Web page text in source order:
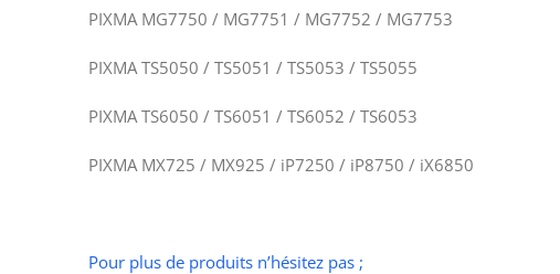
PIXMA MG7750 / MG7751 / MG7752 / MG7753
PIXMA TS5050 / TS5051 / TS5053 / TS5055
PIXMA TS6050 / TS6051 / TS6052 / TS6053
PIXMA MX725 / MX925 / iP7250 / iP8750 / iX6850
Pour plus de produits n’hésitez pas ;